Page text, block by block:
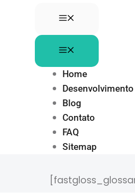
Home
Blog
Contato
FAQ
Sitemap